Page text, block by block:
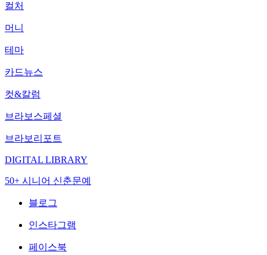
컬처
머니
테마
카드뉴스
컷&칼럼
브라보스페셜
브라보리포트
DIGITAL LIBRARY
50+ 시니어 신춘문예
블로그
인스타그램
페이스북